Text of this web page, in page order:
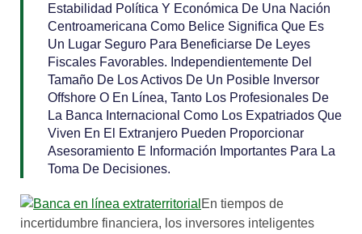
Estabilidad Política Y Económica De Una Nación
Centroamericana Como Belice Significa Que Es
Un Lugar Seguro Para Beneficiarse De Leyes
Fiscales Favorables. Independientemente Del
Tamaño De Los Activos De Un Posible Inversor
Offshore O En Línea, Tanto Los Profesionales De
La Banca Internacional Como Los Expatriados Que
Viven En El Extranjero Pueden Proporcionar
Asesoramiento E Información Importantes Para La
Toma De Decisiones.
En tiempos de
incertidumbre financiera, los inversores inteligentes